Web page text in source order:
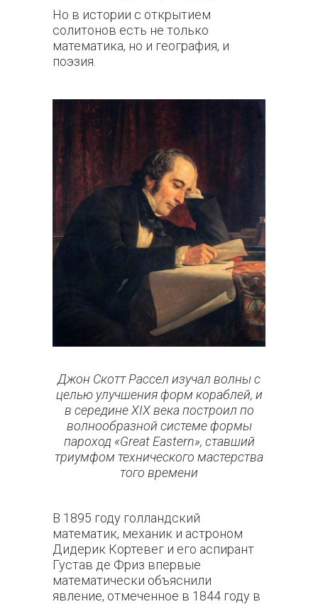
Но в истории с открытием
солитонов есть не только
математика, но и география, и
поэзия.
Джон Скотт Рассел изучал волны с
целью улучшения форм кораблей, и
в середине XIX века построил по
волнообразной системе формы
пароход «Great Eastern», ставший
триумфом технического мастерства
того времени
В 1895 году голландский
математик, механик и астроном
Дидерик Кортевег и его аспирант
Густав де Фриз впервые
математически объяснили
явление, отмеченное в 1844 году в